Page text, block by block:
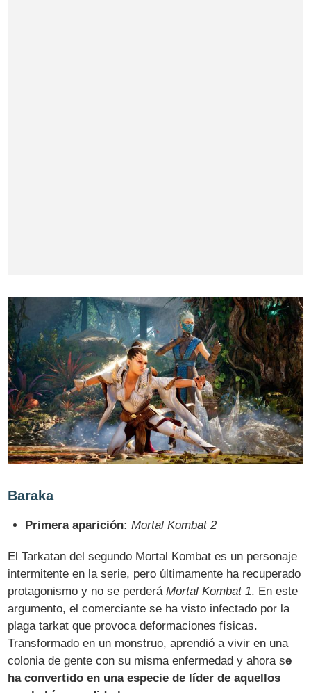
Baraka
Primera aparición: Mortal Kombat 2
El Tarkatan del segundo Mortal Kombat es un personaje
intermitente en la serie, pero últimamente ha recuperado
protagonismo y no se perderáMortal Kombat 1. En este
argumento, el comerciante se ha visto infectado por la
plaga tarkat que provoca deformaciones físicas.
Transformado en un monstruo, aprendió a vivir en una
colonia de gente con su misma enfermedad y ahora se
ha convertido en una especie de líder de aquellos